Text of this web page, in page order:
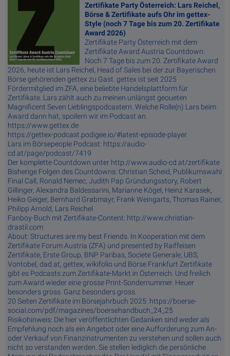
Zertifikate Party Österreich: Lars Reichel,
Börse & Zertifikate aufs Ohr im gettex-
Style (noch 7 Tage bis zum 20. Zertifikate
Award 2026)
Zertifikate Party Österreich mit dem
Zertifikate Award Austria Countdown:
Noch 7 Tage bis zum 20. Zertifikate Award
2026, heute ist Lars Reichel, Head of Sales bei der zur Bayerischen
Börse gehörenden gettex zu Gast. gettex ist seit 2025
Fördermitglied im ZFA, eine beliebte Handelsplattform für
Zertifikate. Lars zählt auch zu meinen unlängst geoueten
Magnificent Seven Lieblingspodcastern. Welche Rolle(n) Lars beim
Award dann hat, spoilern wir im Podcast an.
https://www.gettex.de
https://gettex-podcast.podigee.io/#latest-episode-player
Lars im Börsepeople Podcast: https://audio-
cd.at/page/podcast/7419
Der komplette Countdown unter http://www.audio-cd.at/zertifikate
Bisherige Folgen des Countdowns: Christian Scheid, Publikumswahl
Final Call, Ronald Nemec, Judith Pap Gründungsstory, Robert
Gillinger, Alexandra Baldessarini, Marianne Kögel, Heinz Karasek,
Heiko Geiger, Bernhard Grabmayr, Frank Weingarts, Thomas Rainer,
Philipp Arnold, Lars Reichel
Fanboy-Buch mit Zertifikate-Content: http://www.christian-
drastil.com
About: Structures are my best Friends. In Kooperation mit dem
Zertifikate Forum Austria (ZFA) und presented by Raiffeisen
Zertifikate, Erste Group, BNP Paribas, Societe Generale, UBS,
Vontobel, dad.at, gettex, wikifolio und Börse Frankfurt Zertifikate
gibt es Podcasts zum Zertifikate-Markt in Österreich. Und freilich
zum Award wieder eine grosse Print-Sondernummer. Heuer
besonders gross. Ganz besonders gross.
20 Seiten Zertifikate im Börsejahrbuch 2025: https://boerse-
social.com/pdf/magazines/boersehandbuch_24_25
Risikohinweis: Die hier veröffentlichten Gedanken sind weder als
Empfehlung noch als ein Angebot oder eine Aufforderung zum An-
oder Verkauf von Finanzinstrumenten zu verstehen und sollen auch
nicht so verstanden werden. Sie stellen lediglich die persönliche